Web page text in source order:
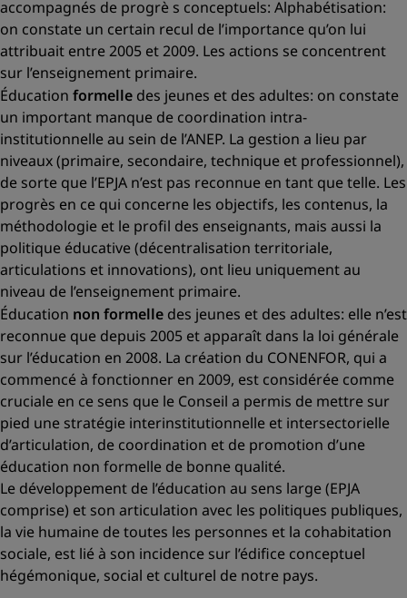
accompagnés de progrè s conceptuels: Alphabétisation:
on constate un certain recul de l’importance qu’on lui
attribuait entre 2005 et 2009. Les actions se concentrent
sur l’enseignement primaire.
Éducation formelle des jeunes et des adultes: on constate
un important manque de coordination intra-
institutionnelle au sein de l’ANEP. La gestion a lieu par
niveaux (primaire, secondaire, technique et professionnel),
de sorte que l’EPJA n’est pas reconnue en tant que telle. Les
progrès en ce qui concerne les objectifs, les contenus, la
méthodologie et le profil des enseignants, mais aussi la
politique éducative (décentralisation territoriale,
articulations et innovations), ont lieu uniquement au
niveau de l’enseignement primaire.
Éducation non formelle des jeunes et des adultes: elle n’est
reconnue que depuis 2005 et apparaît dans la loi générale
sur l’éducation en 2008. La création du CONENFOR, qui a
commencé à fonctionner en 2009, est considérée comme
cruciale en ce sens que le Conseil a permis de mettre sur
pied une stratégie interinstitutionnelle et intersectorielle
d’articulation, de coordination et de promotion d’une
éducation non formelle de bonne qualité.
Le développement de l’éducation au sens large (EPJA
comprise) et son articulation avec les politiques publiques,
la vie humaine de toutes les personnes et la cohabitation
sociale, est lié à son incidence sur l’édifice conceptuel
hégémonique, social et culturel de notre pays.